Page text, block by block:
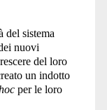
del sistema
nuovi
del loro
un indotto
per le loro